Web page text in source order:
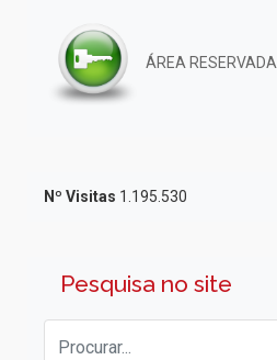
ÁREA RESERVADA
Nº Visitas 1.195.530
Pesquisa no site